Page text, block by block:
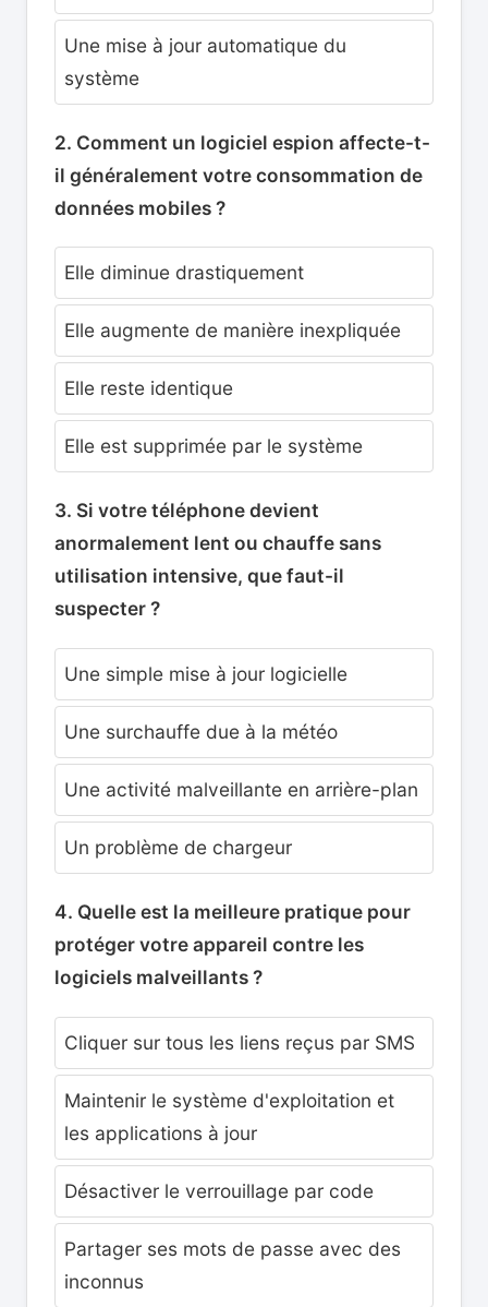
Une mise à jour automatique du
système
2. Comment un logiciel espion affecte-t-
il généralement votre consommation de
données mobiles ?
Elle diminue drastiquement
Elle augmente de manière inexpliquée
Elle reste identique
Elle est supprimée par le système
3. Si votre téléphone devient
anormalement lent ou chauffe sans
utilisation intensive, que faut-il
suspecter ?
Une simple mise à jour logicielle
Une surchauffe due à la météo
Une activité malveillante en arrière-plan
Un problème de chargeur
4. Quelle est la meilleure pratique pour
protéger votre appareil contre les
logiciels malveillants ?
Cliquer sur tous les liens reçus par SMS
Maintenir le système d'exploitation et
les applications à jour
Désactiver le verrouillage par code
Partager ses mots de passe avec des
inconnus